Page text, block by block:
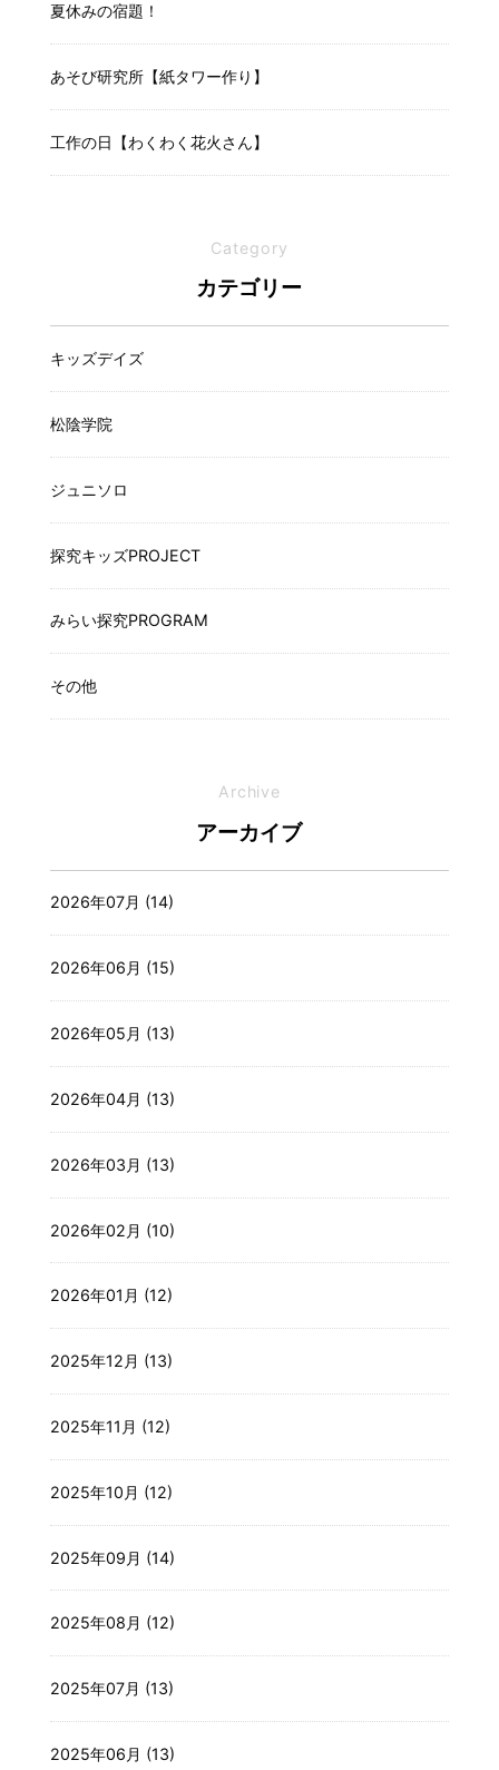
夏休みの宿題！
あそび研究所【紙タワー作り】
工作の日【わくわく花火さん】
Category
カテゴリー
キッズデイズ
松陰学院
ジュニソロ
探究キッズPROJECT
みらい探究PROGRAM
その他
Archive
アーカイブ
2026年07月 (14)
2026年06月 (15)
2026年05月 (13)
2026年04月 (13)
2026年03月 (13)
2026年02月 (10)
2026年01月 (12)
2025年12月 (13)
2025年11月 (12)
2025年10月 (12)
2025年09月 (14)
2025年08月 (12)
2025年07月 (13)
2025年06月 (13)